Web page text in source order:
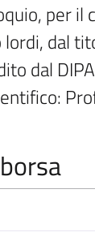
per il
dal
dal